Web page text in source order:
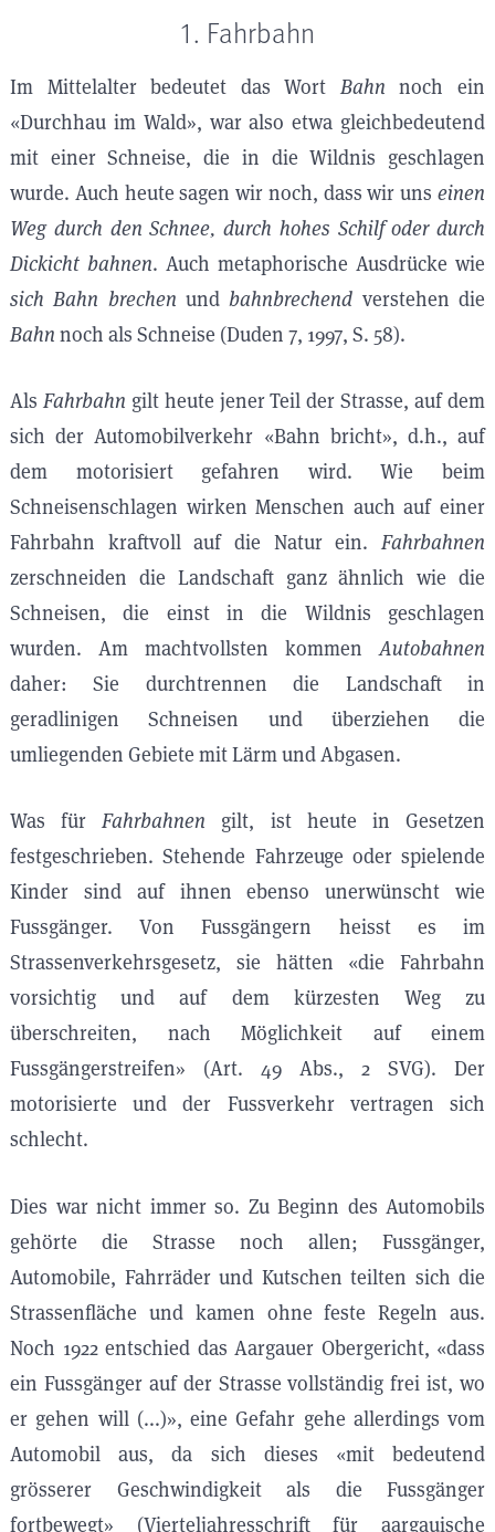
1. Fahrbahn
Im Mittelalter bedeutet das Wort Bahn noch ein
«Durchhau im Wald», war also etwa gleichbedeutend
mit einer Schneise, die in die Wildnis geschlagen
wurde. Auch heute sagen wir noch, dass wir uns einen
Weg durch den Schnee, durch hohes Schilf oder durch
Dickicht bahnen. Auch metaphorische Ausdrücke wie
sich Bahn brechen undbahnbrechend verstehen die
Bahn noch als Schneise (Duden 7, 1997, S. 58).
Als Fahrbahn gilt heute jener Teil der Strasse, auf dem
sich der Automobilverkehr «Bahn bricht», d.h., auf
dem motorisiert gefahren wird. Wie beim
Schneisenschlagen wirken Menschen auch auf einer
Fahrbahn kraftvoll auf die Natur ein. Fahrbahnen
zerschneiden die Landschaft ganz ähnlich wie die
Schneisen, die einst in die Wildnis geschlagen
wurden. Am machtvollsten kommenAutobahnen
daher: Sie durchtrennen die Landschaft in
geradlinigen Schneisen und überziehen die
umliegenden Gebiete mit Lärm und Abgasen.
Was fürFahrbahnen gilt, ist heute in Gesetzen
festgeschrieben. Stehende Fahrzeuge oder spielende
Kinder sind auf ihnen ebenso unerwünscht wie
Fussgänger. Von Fussgängern heisst es im
Strassenverkehrsgesetz, sie hätten «die Fahrbahn
vorsichtig und auf dem kürzesten Weg zu
überschreiten, nach Möglichkeit auf einem
Fussgängerstreifen» (Art. 49 Abs., 2 SVG). Der
motorisierte und der Fussverkehr vertragen sich
schlecht.
Dies war nicht immer so. Zu Beginn des Automobils
gehörte die Strasse noch allen; Fussgänger,
Automobile, Fahrräder und Kutschen teilten sich die
Strassenfläche und kamen ohne feste Regeln aus.
Noch 1922 entschied das Aargauer Obergericht, «dass
ein Fussgänger auf der Strasse vollständig frei ist, wo
er gehen will (...)», eine Gefahr gehe allerdings vom
Automobil aus, da sich dieses «mit bedeutend
grösserer Geschwindigkeit als die Fussgänger
fortbewegt» (Vierteljahresschrift für aargauische